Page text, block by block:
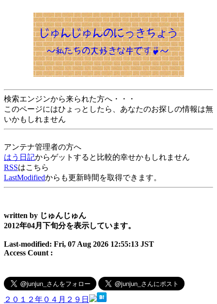
検索エンジンから来られた方へ・・・
このページにはひょっとしたら、あなたのお探しの情報は無
いかもしれません
アンテナ管理者の方へ
はう日記からゲットすると比較的幸せかもしれません
RSSはこちら
LastModifiedからも更新時間を取得できます。
written by じゅんじゅん
2012年04月下旬分を表示しています。
Last-modified: Fri, 07 Aug 2026 12:55:13 JST
Access Count :
２０１２年０４月２９日